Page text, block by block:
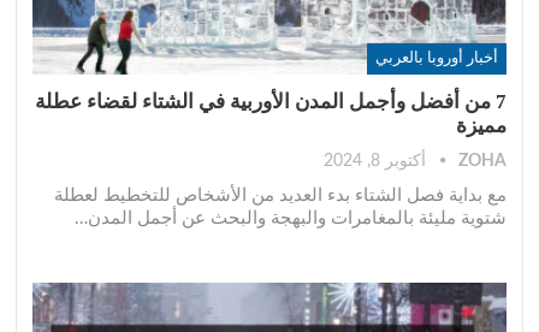
أخبار أوروبا بالعربي
7 من أفضل وأجمل المدن الأوربية في الشتاء لقضاء عطلة
مميزة
ZOHA أكتوبر 8, 2024
مع بداية فصل الشتاء بدء العديد من الأشخاص للتخطيط لعطلة
شتوية مليئة بالمغامرات والبهجة والبحث عن أجمل المدن…